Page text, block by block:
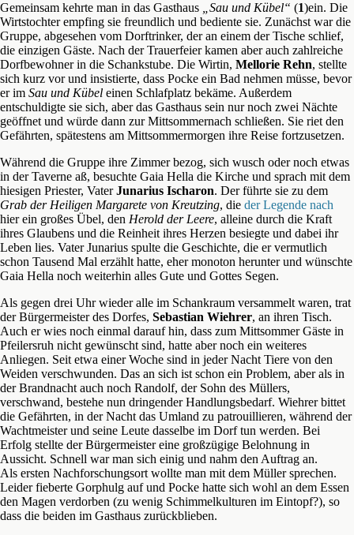
Gemeinsam kehrte man in das Gasthaus
„Sau und Kübel“ (1)ein. Die
Wirtstochter empfing sie freundlich und bediente sie. Zunächst war die
Gruppe, abgesehen vom Dorftrinker, der an einem der Tische schlief,
die einzigen Gäste. Nach der Trauerfeier kamen aber auch zahlreiche
Dorfbewohner in die Schankstube. Die Wirtin, Mellorie Rehn, stellte
sich kurz vor und insistierte, dass Pocke ein Bad nehmen müsse, bevor
er im Sau und Kübel einen Schlafplatz bekäme. Außerdem
entschuldigte sie sich, aber das Gasthaus sein nur noch zwei Nächte
geöffnet und würde dann zur Mittsommernach schließen. Sie riet den
Gefährten, spätestens am Mittsommermorgen ihre Reise fortzusetzen.
Während die Gruppe ihre Zimmer bezog, sich wusch oder noch etwas
in der Taverne aß, besuchte Gaia Hella die Kirche und sprach mit dem
hiesigen Priester, VaterJunarius Ischaron. Der führte sie zu dem
Grab der Heiligen Margarete von Kreutzing, die der Legende nach
hier ein großes Übel, den Herold der Leere, alleine durch die Kraft
ihres Glaubens und die Reinheit ihres Herzen besiegte und dabei ihr
Leben lies. Vater Junarius spulte die Geschichte, die er vermutlich
schon Tausend Mal erzählt hatte, eher monoton herunter und wünschte
Gaia Hella noch weiterhin alles Gute und Gottes Segen.
Als gegen drei Uhr wieder alle im Schankraum versammelt waren, trat
der Bürgermeister des Dorfes, Sebastian Wiehrer, an ihren Tisch.
Auch er wies noch einmal darauf hin, dass zum Mittsommer Gäste in
Pfeilersruh nicht gewünscht sind, hatte aber noch ein weiteres
Anliegen. Seit etwa einer Woche sind in jeder Nacht Tiere von den
Weiden verschwunden. Das an sich ist schon ein Problem, aber als in
der Brandnacht auch noch Randolf, der Sohn des Müllers,
verschwand, bestehe nun dringender Handlungsbedarf. Wiehrer bittet
die Gefährten, in der Nacht das Umland zu patrouillieren, während der
Wachtmeister und seine Leute dasselbe im Dorf tun werden. Bei
Erfolg stellte der Bürgermeister eine großzügige Belohnung in
Aussicht. Schnell war man sich einig und nahm den Auftrag an.
Als ersten Nachforschungsort wollte man mit dem Müller sprechen.
Leider fieberte Gorphulg auf und Pocke hatte sich wohl an dem Essen
den Magen verdorben (zu wenig Schimmelkulturen im Eintopf?), so
dass die beiden im Gasthaus zurückblieben.